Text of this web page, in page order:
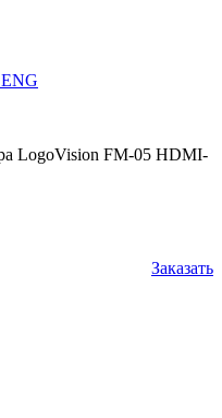
LogoVision FM-05 HDMI-
Заказать